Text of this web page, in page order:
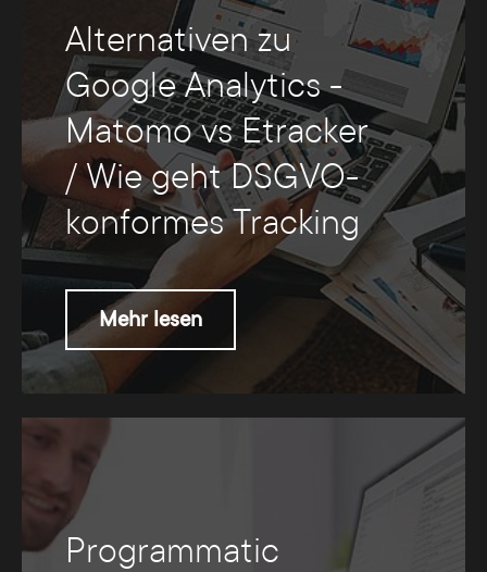
Alternativen zu
Google Analytics -
Matomo vs Etracker
/ Wie geht DSGVO-
konformes Tracking
Mehr lesen
Programmatic